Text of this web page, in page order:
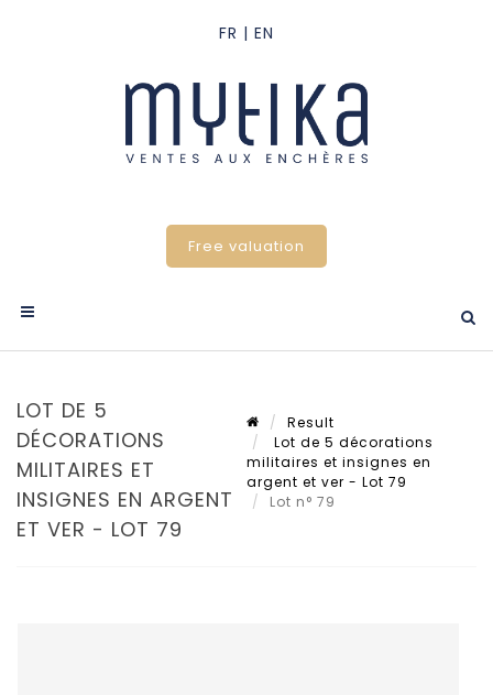
Free valuation
LOT DE 5
DÉCORATIONS
MILITAIRES ET
INSIGNES EN ARGENT
ET VER - LOT 79
Result
Lot de 5 décorations
militaires et insignes en
argent et ver - Lot 79
Lot n° 79